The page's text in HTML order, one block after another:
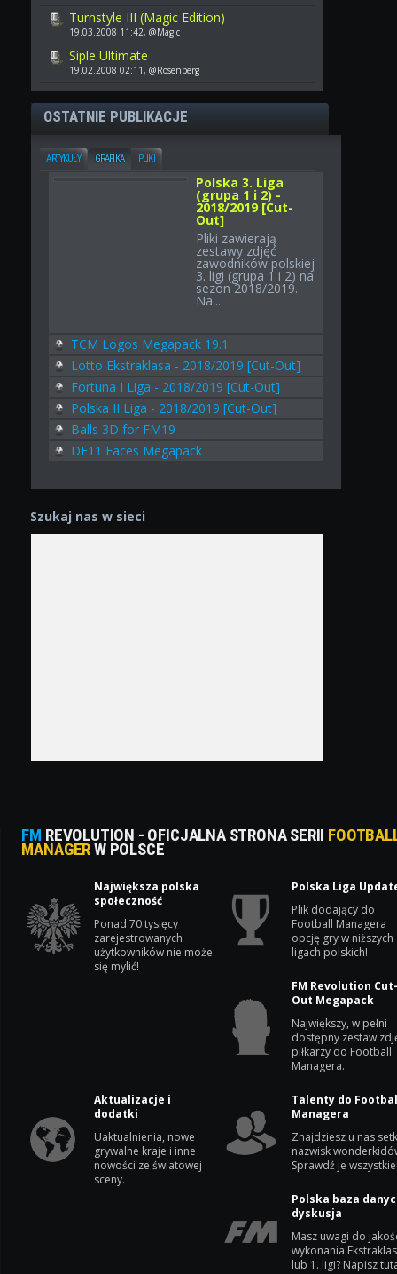
Turnstyle III (Magic Edition)
19.03.2008 11:42, @Magic
Siple Ultimate
19.02.2008 02:11, @Rosenberg
OSTATNIE PUBLIKACJE
ARTYKUŁY GRAFIKA PLIKI
Polska 3. Liga
(grupa 1 i 2) -
2018/2019 [Cut-
Out]
Pliki zawierają
zestawy zdjęć
zawodników polskiej
3. ligi (grupa 1 i 2) na
sezon 2018/2019.
Na...
TCM Logos Megapack 19.1
Lotto Ekstraklasa - 2018/2019 [Cut-Out]
Fortuna I Liga - 2018/2019 [Cut-Out]
Polska II Liga - 2018/2019 [Cut-Out]
Balls 3D for FM19
DF11 Faces Megapack
Szukaj nas w sieci
FM REVOLUTION - OFICJALNA STRONA SERII
MANAGERW POLSCE
Największa polska
społeczność
Ponad 70 tysięcy
zarejestrowanych
użytkowników nie może
się mylić!
Polska Liga
Plik dodający do
Football Managera
opcję gry w niższych
ligach polskich!
FM Revolution
Out Megapack
Największy, w pełni
dostępny zestaw
piłkarzy do Football
Managera.
Aktualizacje i
dodatki
Uaktualnienia, nowe
grywalne kraje i inne
nowości ze światowej
sceny.
Talenty do
Managera
Znajdziesz u nas
nazwisk
Sprawdź je
Polska baza
dyskusja
Masz uwagi do
wykonania
lub 1. ligi? Napisz